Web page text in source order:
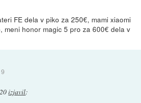
FE dela v piko za 250€, mami xiaomi
meni honor magic 5 pro za 600€ dela v
izjavil: